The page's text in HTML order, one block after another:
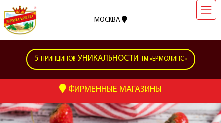
МОСКВА
5 ПРИНЦИПОВ УНИКАЛЬНОСТИ ТМ «ЕРМОЛИНО»
ФИРМЕННЫЕ МАГАЗИНЫ